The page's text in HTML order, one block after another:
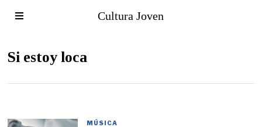
Cultura Joven
Si estoy loca
MÚSICA